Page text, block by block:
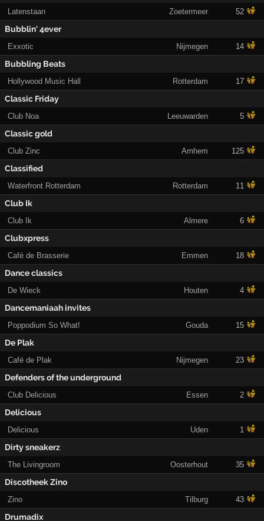
Latenstaan Zoetermeer 52
Bubblin' 4ever
Exxotic Nijmegen 14
Bubbling Beats
Hollywood Music Hall Rotterdam 17
Classic Friday
Club Noa Leeuwarden 5
Classic gold
Club Zinc Arnhem 125
Classified
Waterfront Rotterdam Rotterdam 11
Club Ik
Club Ik Almere 6
Clubxpress
Café de Brasserie Emmen 18
Dance classics
De Wieck Houten 4
Dancemaniaah invites
Poppodium So What! Gouda 15
De Plak
Café de Plak Nijmegen 23
Defenders of the underground
Club Delicious Essen 2
Delicious
Delicious Uden 1
Dirty sneakerz
The Livingroom Oosterhout 35
Discotheek Zino
Zino Tilburg 43
Drumadix